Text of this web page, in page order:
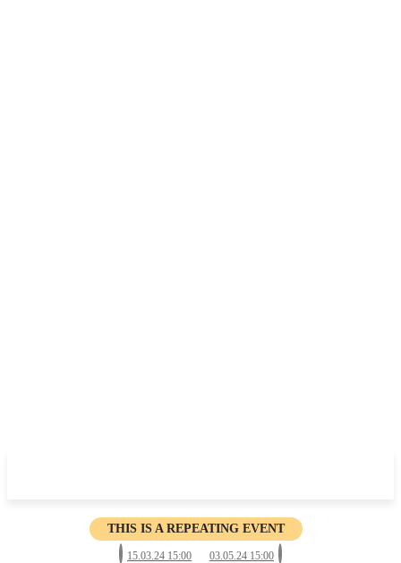
THIS IS A REPEATING EVENT
15.03.24 15:00 03.05.24 15:00